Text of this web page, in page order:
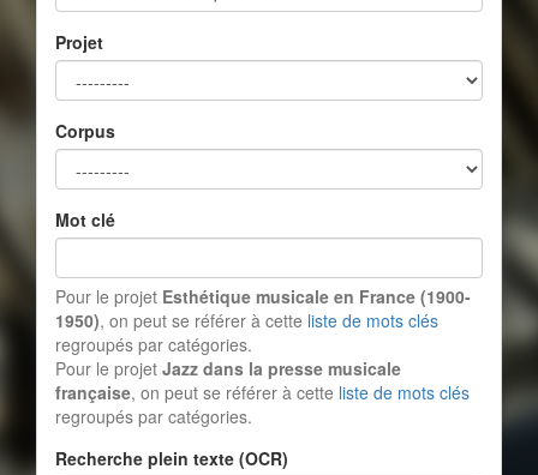
Projet
Corpus
Mot clé
Pour le projet Esthétique musicale en France (1900-
1950), on peut se référer à cette liste de mots clés
regroupés par catégories.
Pour le projet Jazz dans la presse musicale
française, on peut se référer à cette liste de mots clés
regroupés par catégories.
Recherche plein texte (OCR)